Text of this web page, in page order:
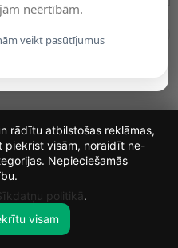
0
neērtībām.
veikt pasūtījumus
47
rādītu atbilstošas reklāmas,
piekrist visām, noraidīt ne-
Nepieciešamās
politikā.
visam